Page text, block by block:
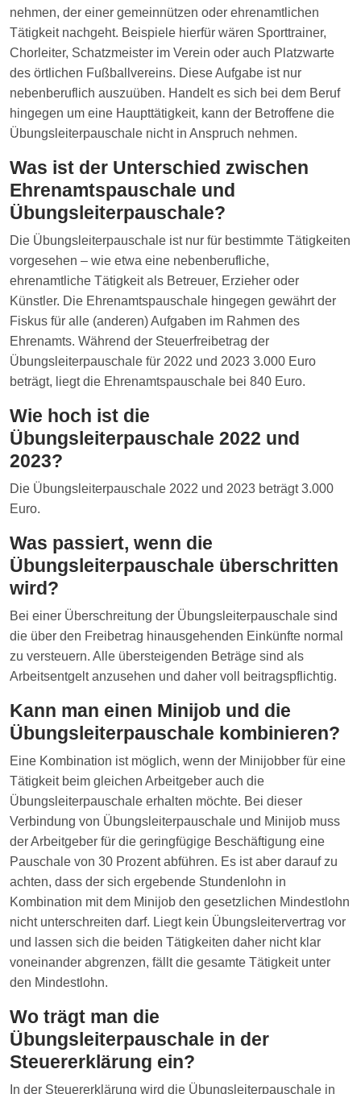
nehmen, der einer gemeinnützen oder ehrenamtlichen
Tätigkeit nachgeht. Beispiele hierfür wären Sporttrainer,
Chorleiter, Schatzmeister im Verein oder auch Platzwarte
des örtlichen Fußballvereins. Diese Aufgabe ist nur
nebenberuflich auszuüben. Handelt es sich bei dem Beruf
hingegen um eine Haupttätigkeit, kann der Betroffene die
Übungsleiterpauschale nicht in Anspruch nehmen.
Was ist der Unterschied zwischen
Ehrenamtspauschale und
Übungsleiterpauschale?
Die Übungsleiterpauschale ist nur für bestimmte Tätigkeiten
vorgesehen – wie etwa eine nebenberufliche,
ehrenamtliche Tätigkeit als Betreuer, Erzieher oder
Künstler. Die Ehrenamtspauschale hingegen gewährt der
Fiskus für alle (anderen) Aufgaben im Rahmen des
Ehrenamts. Während der Steuerfreibetrag der
Übungsleiterpauschale für 2022 und 2023 3.000 Euro
beträgt, liegt die Ehrenamtspauschale bei 840 Euro.
Wie hoch ist die
Übungsleiterpauschale 2022 und
2023?
Die Übungsleiterpauschale 2022 und 2023 beträgt 3.000
Euro.
Was passiert, wenn die
Übungsleiterpauschale überschritten
wird?
Bei einer Überschreitung der Übungsleiterpauschale sind
die über den Freibetrag hinausgehenden Einkünfte normal
zu versteuern. Alle übersteigenden Beträge sind als
Arbeitsentgelt anzusehen und daher voll beitragspflichtig.
Kann man einen Minijob und die
Übungsleiterpauschale kombinieren?
Eine Kombination ist möglich, wenn der Minijobber für eine
Tätigkeit beim gleichen Arbeitgeber auch die
Übungsleiterpauschale erhalten möchte. Bei dieser
Verbindung von Übungsleiterpauschale und Minijob muss
der Arbeitgeber für die geringfügige Beschäftigung eine
Pauschale von 30 Prozent abführen. Es ist aber darauf zu
achten, dass der sich ergebende Stundenlohn in
Kombination mit dem Minijob den gesetzlichen Mindestlohn
nicht unterschreiten darf. Liegt kein Übungsleitervertrag vor
und lassen sich die beiden Tätigkeiten daher nicht klar
voneinander abgrenzen, fällt die gesamte Tätigkeit unter
den Mindestlohn.
Wo trägt man die
Übungsleiterpauschale in der
Steuererklärung ein?
In der Steuererklärung wird die Übungsleiterpauschale in